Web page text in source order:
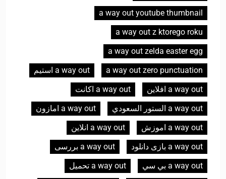
a way out youtube thumbnail
a way out z ktorego roku
a way out zelda easter egg
a way out zero punctuation
a way out استیم
a way out افلاین
a way out اکانت
a way out الستور السعودي
a way out امازون
a way out اموزش
a way out انلاین
a way out بازی دانلود
a way out بررسی
a way out بي سي
a way out تحميل